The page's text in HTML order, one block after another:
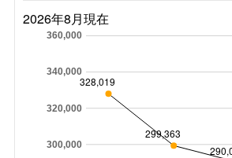
2026年8月現在
300,000
320,000
340,000
360,000
328,019
299,363